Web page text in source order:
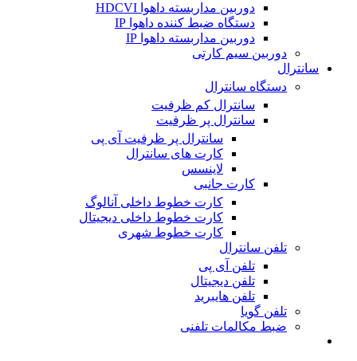
دوربین مداربسته داهوا HDCVI
دستگاه ضبط کننده داهوا IP
دوربین مداربسته داهوا IP
دوربین سیم کارتی
سانترال
دستگاه سانترال
سانترال کم ظرفیت
سانترال پر ظرفیت
سانترال پر ظرفیت آی پی
کارت های سانترال
لاینسس
کارت جانبی
کارت خطوط داخلی آنالوگ
کارت خطوط داخلی دیجیتال
کارت خطوط شهری
تلفن سانترال
تلفن آی پی
تلفن دیجیتال
تلفن هایبرید
تلفن گویا
ضبط مکالمات تلفنی